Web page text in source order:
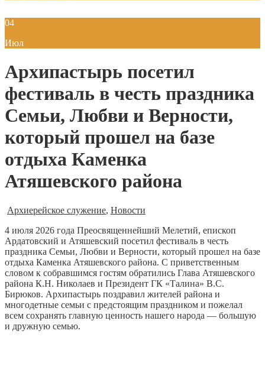
04
Июл
Архипастырь посетил
фестиваль в честь праздника
Семьи, Любви и Верности,
который прошел на базе
отдыха Каменка
Атяшевского района
Архиерейское служение, Новости
4 июля 2026 года Преосвященнейший Мелетий, епископ
Ардатовский и Атяшевский посетил фестиваль в честь
праздника Семьи, Любви и Верности, который прошел на базе
отдыха Каменка Атяшевского района. С приветственным
словом к собравшимся гостям обратились Глава Атяшевского
района К.Н. Николаев и Президент ГК «Талина» В.С.
Бирюков. Архипастырь поздравил жителей района и
многодетные семьи с предстоящим праздником и пожелал
всем сохранять главную ценность нашего народа — большую
и дружную семью.